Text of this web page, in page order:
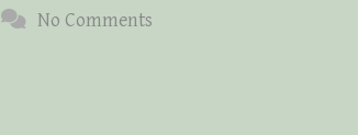
No Comments